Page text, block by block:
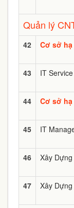
Quản lý
42 Cơ sở hạ
43 IT
44 Cơ sở hạ
45 IT
46 Xây
47 Xây